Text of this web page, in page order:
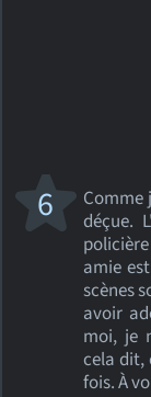
déçue.
amie
scènes
avoir
moi, je
cela dit,
fois. À
6